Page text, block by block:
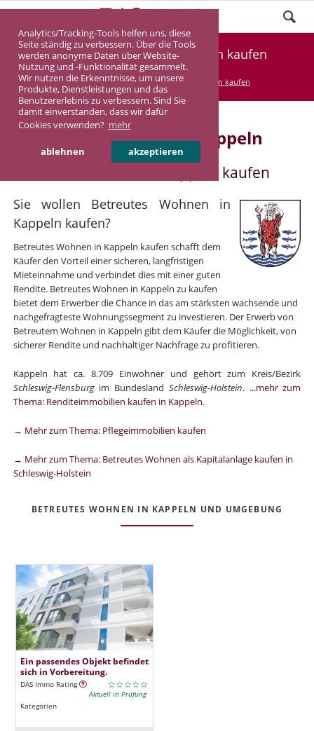
Analytics/Tracking-Tools helfen uns, diese
Seite ständig zu verbessern. Über die Tools
werden anonyme Daten über Website-
Nutzung und -Funktionalität gesammelt.
Wir nutzen die Erkenntnisse, um unsere
Produkte, Dienstleistungen und das
Benutzererlebnis zu verbessern. Sind Sie
damit einverstanden, dass wir dafür
Cookies verwenden? mehr
ablehnen akzeptieren
Betreutes Wohnen in Kappeln kaufen
DASINVEST Service Betreutes Wohnen kaufen
Betreutes Wohnen in Kappeln
Betreutes Wohnen in Kappeln kaufen
Sie wollen Betreutes Wohnen in
Kappeln kaufen?
Betreutes Wohnen in Kappeln kaufen schafft dem
Käufer den Vorteil einer sicheren, langfristigen
Mieteinnahme und verbindet dies mit einer guten
Rendite. Betreutes Wohnen in Kappeln zu kaufen
bietet dem Erwerber die Chance in das am stärksten wachsende und
nachgefragteste Wohnungssegment zu investieren. Der Erwerb von
Betreutem Wohnen in Kappeln gibt dem Käufer die Möglichkeit, von
sicherer Rendite und nachhaltiger Nachfrage zu profitieren.
Kappeln hat ca. 8.709 Einwohner und gehört zum Kreis/Bezirk
Schleswig-Flensburgim Bundesland Schleswig-Holstein. ...mehr zum
Thema: Renditeimmobilien kaufen in Kappeln.
→ Mehr zum Thema: Pflegeimmobilien kaufen
→ Mehr zum Thema: Betreutes Wohnen als Kapitalanlage kaufen in
Schleswig-Holstein
BETREUTES WOHNEN IN KAPPELN UND UMGEBUNG
Ein passendes Objekt befindet
sich in Vorbereitung.
DAS Immo Rating
Aktuell in Prüfung
Kategorien